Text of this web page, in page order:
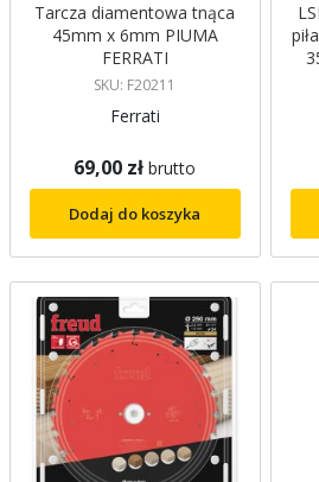
Tarcza diamentowa tnąca
45mm x 6mm PIUMA
FERRATI
SKU: F20211
Ferrati
69,00 zł brutto
Dodaj do koszyka